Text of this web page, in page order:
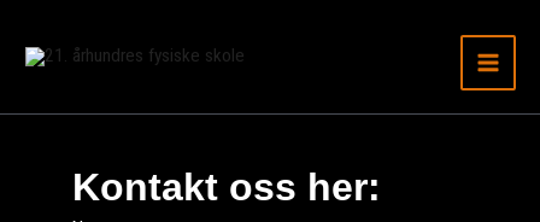
Kontakt oss her: